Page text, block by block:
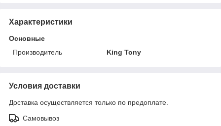
Характеристики
Основные
Производитель
King Tony
Условия доставки
Доставка осуществляется только по предоплате.
Самовывоз